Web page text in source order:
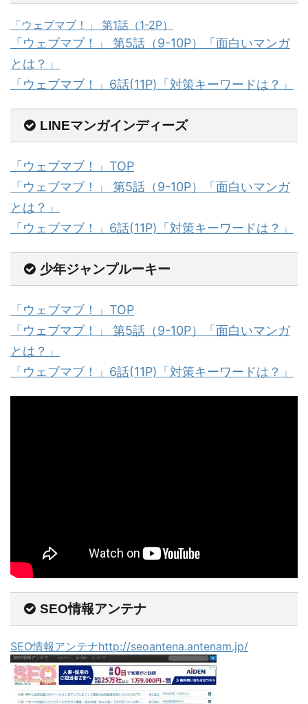
「ウェブマブ！」 第1話（1-2P）
「ウェブマブ！」 第5話（9-10P）「面白いマンガ
とは？」
「ウェブマブ！」6話(11P)「対策キーワードは？」
LINEマンガインディーズ
「ウェブマブ！」TOP
「ウェブマブ！」 第5話（9-10P）「面白いマンガ
とは？」
「ウェブマブ！」6話(11P)「対策キーワードは？」
少年ジャンプルーキー
「ウェブマブ！」TOP
「ウェブマブ！」 第5話（9-10P）「面白いマンガ
とは？」
「ウェブマブ！」6話(11P)「対策キーワードは？」
SEO情報アンテナ
SEO情報アンテナhttp://seoantena.antenam.jp/